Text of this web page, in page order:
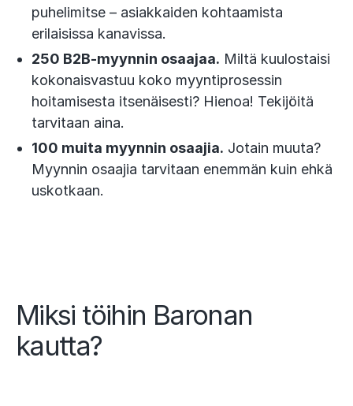
puhelimitse – asiakkaiden kohtaamista
erilaisissa kanavissa.
250 B2B-myynnin osaajaa. Miltä kuulostaisi
kokonaisvastuu koko myyntiprosessin
hoitamisesta itsenäisesti? Hienoa! Tekijöitä
tarvitaan aina.
100 muita myynnin osaajia. Jotain muuta?
Myynnin osaajia tarvitaan enemmän kuin ehkä
uskotkaan.
Miksi töihin Baronan
kautta?